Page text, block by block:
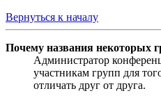
Вернуться к началу
Почему названия некоторых
Администратор
участникам групп для
отличать друг от друга.